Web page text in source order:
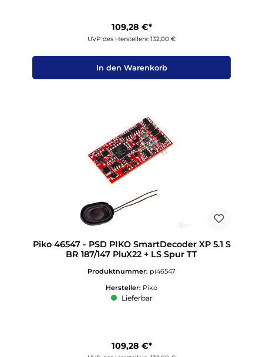
109,28 €*
UVP des Herstellers: 132,00 €
In den Warenkorb
Piko 46547 - PSD PIKO SmartDecoder XP 5.1 S
BR 187/147 PluX22 + LS Spur TT
Produktnummer: pi46547
Hersteller: Piko
Lieferbar
109,28 €*